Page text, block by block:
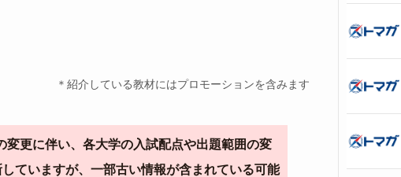
＊紹介している教材にはプロモーションを含みます
変更に伴い、各大学の入試配点や出題範囲の変
ていますが、一部古い情報が含まれている可能